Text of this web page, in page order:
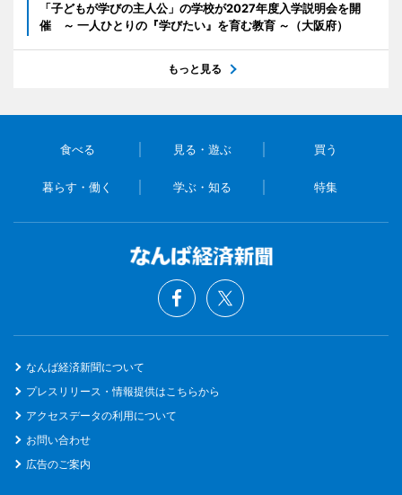
「子どもが学びの主人公」の学校が2027年度入学説明会を開
催 ～ 一人ひとりの『学びたい』を育む教育 ～（大阪府）
もっと見る
食べる 見る・遊ぶ 買う
暮らす・働く 学ぶ・知る 特集
なんば経済新聞について
プレスリリース・情報提供はこちらから
アクセスデータの利用について
お問い合わせ
広告のご案内